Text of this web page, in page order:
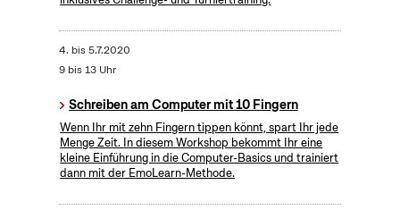
4. bis5.7.2020
9 bis 13 Uhr
Schreiben am Computer mit 10 Fingern
Wenn Ihr mit zehn Fingern tippen könnt, spart Ihr jede
Menge Zeit. In diesem Workshop bekommt Ihr eine
kleine Einführung in die Computer-Basics und trainiert
dann mit der EmoLearn-Methode.